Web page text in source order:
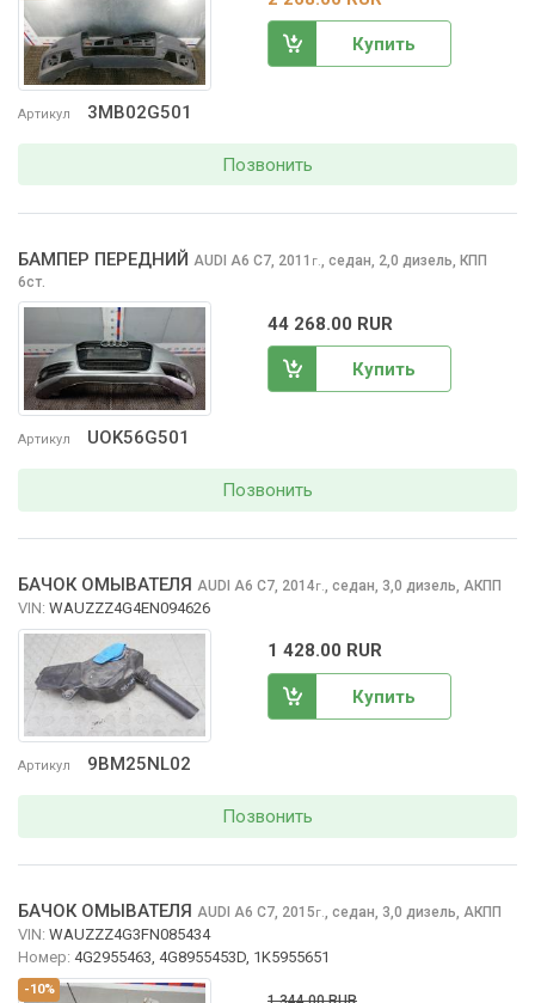
Артикул 3MB02G501
Купить
Позвонить
Артикул UOK56G501
БАМПЕР ПЕРЕДНИЙ AUDI A6 C7, 2011 г., седан, 2,0 дизель, КПП
6ст.
44 268.00 RUR
Купить
Позвонить
Артикул 9BM25NL02
БАЧОК ОМЫВАТЕЛЯ AUDI A6 C7, 2014г., седан, 3,0 дизель, АКПП
VIN: WAUZZZ4G4EN094626
1 428.00 RUR
Купить
Позвонить
-10%
БАЧОК ОМЫВАТЕЛЯ AUDI A6 C7, 2015г., седан, 3,0 дизель, АКПП
VIN: WAUZZZ4G3FN085434
Номер: 4G2955463, 4G8955453D, 1K5955651